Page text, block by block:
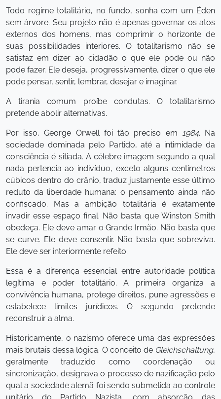
Todo regime totalitário, no fundo, sonha com um Éden
sem árvore. Seu projeto não é apenas governar os atos
externos dos homens, mas comprimir o horizonte de
suas possibilidades interiores. O totalitarismo não se
satisfaz em dizer ao cidadão o que ele pode ou não
pode fazer. Ele deseja, progressivamente, dizer o que ele
pode pensar, sentir, lembrar, desejar e imaginar.
A tirania comum proíbe condutas. O totalitarismo
pretende abolir alternativas.
Por isso, George Orwell foi tão preciso em 1984. Na
sociedade dominada pelo Partido, até a intimidade da
consciência é sitiada. A célebre imagem segundo a qual
nada pertencia ao indivíduo, exceto alguns centímetros
cúbicos dentro do crânio, traduz justamente esse último
reduto da liberdade humana: o pensamento ainda não
confiscado. Mas a ambição totalitária é exatamente
invadir esse espaço final. Não basta que Winston Smith
obedeça. Ele deve amar o Grande Irmão. Não basta que
se curve. Ele deve consentir. Não basta que sobreviva.
Ele deve ser interiormente refeito.
Essa é a diferença essencial entre autoridade política
legítima e poder totalitário. A primeira organiza a
convivência humana, protege direitos, pune agressões e
estabelece limites jurídicos. O segundo pretende
reconstruir a alma.
Historicamente, o nazismo oferece uma das expressões
mais brutais dessa lógica. O conceito de Gleichschaltung,
geralmente traduzido como coordenação ou
sincronização, designava o processo de nazificação pelo
qual a sociedade alemã foi sendo submetida ao controle
unitário do Partido Nazista, com absorção das